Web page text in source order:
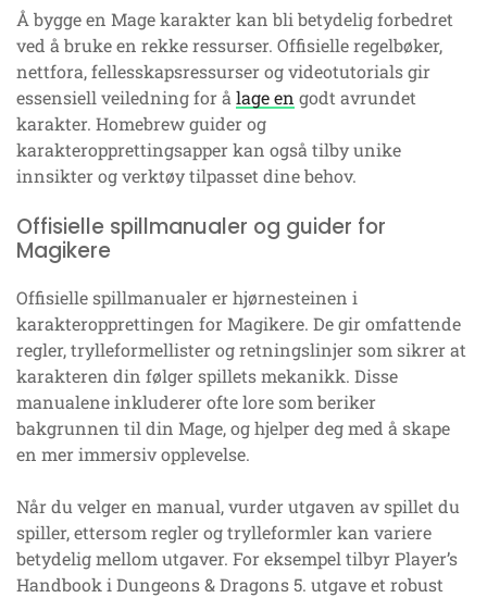
Å bygge en Mage karakter kan bli betydelig forbedret
ved å bruke en rekke ressurser. Offisielle regelbøker,
nettfora, fellesskapsressurser og videotutorials gir
essensiell veiledning for å lage en godt avrundet
karakter. Homebrew guider og
karakteropprettingsapper kan også tilby unike
innsikter og verktøy tilpasset dine behov.
Offisielle spillmanualer og guider for
Magikere
Offisielle spillmanualer er hjørnesteinen i
karakteropprettingen for Magikere. De gir omfattende
regler, trylleformellister og retningslinjer som sikrer at
karakteren din følger spillets mekanikk. Disse
manualene inkluderer ofte lore som beriker
bakgrunnen til din Mage, og hjelper deg med å skape
en mer immersiv opplevelse.
Når du velger en manual, vurder utgaven av spillet du
spiller, ettersom regler og trylleformler kan variere
betydelig mellom utgaver. For eksempel tilbyr Player’s
Handbook i Dungeons & Dragons 5. utgave et robust